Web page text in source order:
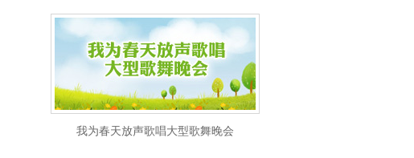
我为春天放声歌唱大型歌舞晚会